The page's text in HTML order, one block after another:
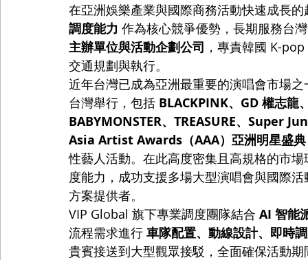
在亞洲娛樂產業與國際商務活動快速成長
調度能力 作為核心競爭優勢，長期服務台
主辦單位與活動企劃公司 ，專責韓國 K-
交通規劃與執行。
近年台灣已成為亞洲最重要的演唱會市場
台灣舉行，包括 BLACKPINK、GD 權志龍
BABYMONSTER、TREASURE、Super
Asia Artist Awards（AAA）亞洲明星盛典
性藝人活動。在此高度密集且高規格的市
度能力，成功支援多場大型演唱會與國際
方案提供者。
VIP Global 旗下專業調度團隊結合 AI 智能
流程需求進行 車隊配置、動線設計、即時
貴賓接送到大型觀眾接駁，全面確保活動